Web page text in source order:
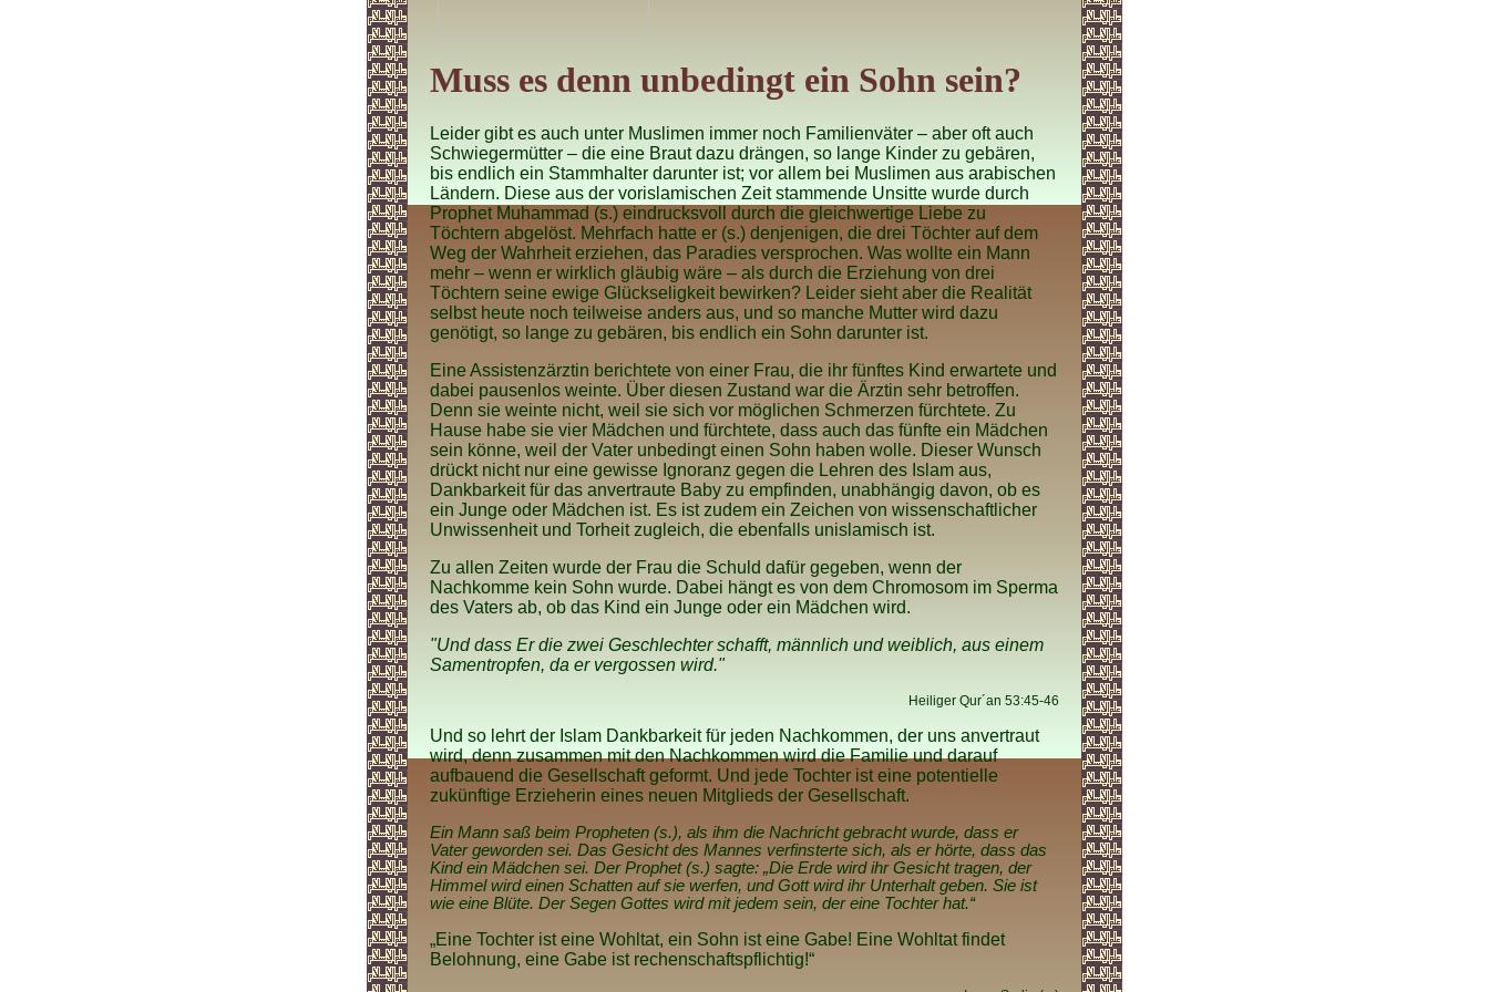
Muss es denn unbedingt ein Sohn sein?
Leider gibt es auch unter Muslimen immer noch Familienväter – aber oft auch
Schwiegermütter – die eine Braut dazu drängen, so lange Kinder zu gebären,
bis endlich ein Stammhalter darunter ist; vor allem bei Muslimen aus arabischen
Ländern. Diese aus der vorislamischen Zeit stammende Unsitte wurde durch
Prophet Muhammad (s.) eindrucksvoll durch die gleichwertige Liebe zu
Töchtern abgelöst. Mehrfach hatte er (s.) denjenigen, die drei Töchter auf dem
Weg der Wahrheit erziehen, das Paradies versprochen. Was wollte ein Mann
mehr – wenn er wirklich gläubig wäre – als durch die Erziehung von drei
Töchtern seine ewige Glückseligkeit bewirken? Leider sieht aber die Realität
selbst heute noch teilweise anders aus, und so manche Mutter wird dazu
genötigt, so lange zu gebären, bis endlich ein Sohn darunter ist.
Eine Assistenzärztin berichtete von einer Frau, die ihr fünftes Kind erwartete und
dabei pausenlos weinte. Über diesen Zustand war die Ärztin sehr betroffen.
Denn sie weinte nicht, weil sie sich vor möglichen Schmerzen fürchtete. Zu
Hause habe sie vier Mädchen und fürchtete, dass auch das fünfte ein Mädchen
sein könne, weil der Vater unbedingt einen Sohn haben wolle. Dieser Wunsch
drückt nicht nur eine gewisse Ignoranz gegen die Lehren des Islam aus,
Dankbarkeit für das anvertraute Baby zu empfinden, unabhängig davon, ob es
ein Junge oder Mädchen ist. Es ist zudem ein Zeichen von wissenschaftlicher
Unwissenheit und Torheit zugleich, die ebenfalls un­is­lamisch ist.
Zu allen Zeiten wurde der Frau die Schuld dafür gegeben, wenn der
Nachkomme kein Sohn wurde. Dabei hängt es von dem Chromosom im Sperma
des Vaters ab, ob das Kind ein Junge oder ein Mädchen wird.
"Und dass Er die zwei Geschlechter schafft, männlich und weiblich, aus einem
Samentropfen, da er vergossen wird."
Heiliger Qur´an 53:45-46
Und so lehrt der Islam Dankbarkeit für jeden Nachkommen, der uns anvertraut
wird, denn zusammen mit den Nachkommen wird die Familie und darauf
aufbauend die Gesellschaft geformt. Und jede Tochter ist eine potentielle
zukünftige Erzieherin eines neuen Mitglieds der Gesellschaft.
Ein Mann saß beim Propheten (s.), als ihm die Nachricht gebracht wurde, dass er
Vater geworden sei. Das Gesicht des Mannes verfinsterte sich, als er hörte, dass das
Kind ein Mädchen sei. Der Prophet (s.) sagte: „Die Erde wird ihr Gesicht tragen, der
Himmel wird einen Schatten auf sie werfen, und Gott wird ihr Unterhalt geben. Sie ist
wie eine Blüte. Der Segen Gottes wird mit jedem sein, der eine Tochter hat.“
„Eine Tochter ist eine Wohltat, ein Sohn ist eine Gabe! Eine Wohltat findet
Belohnung, eine Gabe ist rechenschaftspflichtig!“